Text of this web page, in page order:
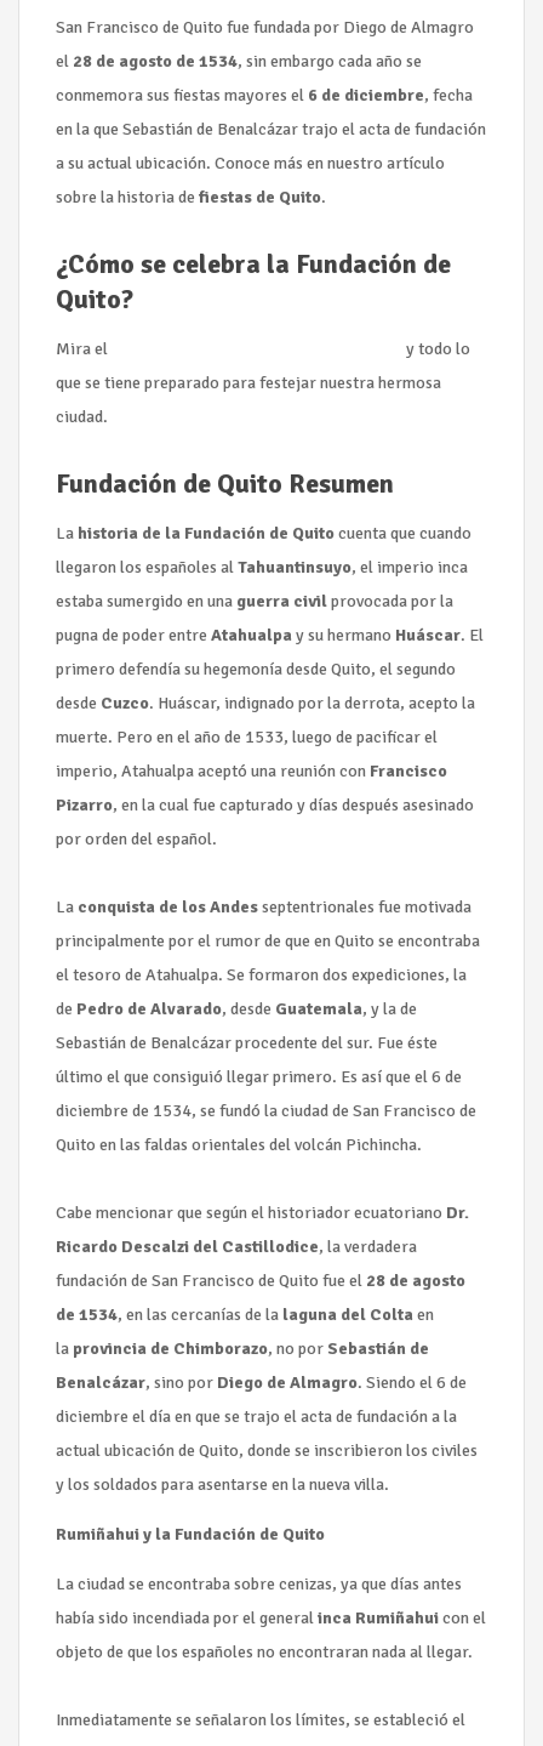
San Francisco de Quito fue fundada por Diego de Almagro
el 28 de agosto de 1534, sin embargo cada año se
conmemora sus fiestas mayores el 6 de diciembre, fecha
en la que Sebastián de Benalcázar trajo el acta de fundación
a su actual ubicación. Conoce más en nuestro artículo
sobre la historia de fiestas de Quito.
¿Cómo se celebra la Fundación de
Quito?
Mira el
y todo lo
que se tiene preparado para festejar nuestra hermosa
ciudad.
Fundación de Quito Resumen
La historia de la Fundación de Quitocuenta que cuando
llegaron los españoles alTahuantinsuyo, el imperio inca
estaba sumergido en una guerra civilprovocada por la
pugna de poder entre Atahualpa y su hermano Huáscar. El
primero defendía su hegemonía desde Quito, el segundo
desde Cuzco. Huáscar, indignado por la derrota, acepto la
muerte. Pero en el año de 1533, luego de pacificar el
imperio, Atahualpa aceptó una reunión con Francisco
Pizarro, en la cual fue capturado y días después asesinado
por orden del español.
La conquista de los Andesseptentrionales fue motivada
principalmente por el rumor de que en Quito se encontraba
el tesoro de Atahualpa. Se formaron dos expediciones, la
de Pedro de Alvarado, desde Guatemala, y la de
Sebastián de Benalcázar procedente del sur. Fue éste
último el que consiguió llegar primero. Es así que el 6 de
diciembre de 1534, se fundó la ciudad de San Francisco de
Quito en las faldas orientales del volcán Pichincha.
Cabe mencionar que según el historiador ecuatoriano Dr.
Ricardo Descalzi del Castillodice, la verdadera
fundación de San Francisco de Quito fue el 28 de agosto
de 1534, en las cercanías de la laguna del Colta en
la provincia de Chimborazo, no por Sebastián de
Benalcázar, sino por Diego de Almagro. Siendo el 6 de
diciembre el día en que se trajo el acta de fundación a la
actual ubicación de Quito, donde se inscribieron los civiles
y los soldados para asentarse en la nueva villa.
Rumiñahui y la Fundación de Quito
La ciudad se encontraba sobre cenizas, ya que días antes
había sido incendiada por el generalinca Rumiñahuicon el
objeto de que los españoles no encontraran nada al llegar.
Inmediatamente se señalaron los límites, se estableció el